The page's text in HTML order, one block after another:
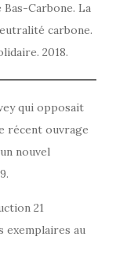
Carbone. La
carbone.
2018.
qui opposait
récent ouvrage
nouvel
21
exemplaires au